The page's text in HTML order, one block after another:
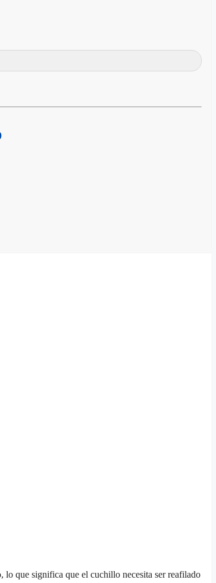
lo que significa que el cuchillo necesita ser reafilado